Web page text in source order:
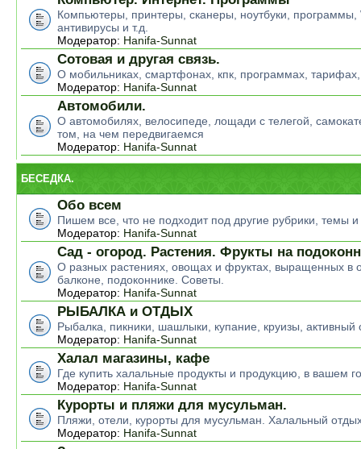
Компьютеры, принтеры, сканеры, ноутбуки, программы,
антивирусы и т.д.
Модератор: Hanifa-Sunnat
Сотовая и другая связь.
О мобильниках, смартфонах, кпк, программах, тарифах,
Модератор: Hanifa-Sunnat
Автомобили.
О автомобилях, велосипеде, лощади с телегой,
том, на чем передвигаемся
Модератор: Hanifa-Sunnat
БЕСЕДКА.
Обо всем
Пишем все, что не подходит под другие рубрики, темы
Модератор: Hanifa-Sunnat
Сад - огород. Растения. Фрукты на
О разных растениях, овощах и фруктах, выращенных в
балконе, подоконнике. Советы.
Модератор: Hanifa-Sunnat
РЫБАЛКА и ОТДЫХ
Рыбалка, пикники, шашлыки, купание, круизы, активный
Модератор: Hanifa-Sunnat
Халал магазины, кафе
Где купить халальные продукты и продукцию, в вашем
Модератор: Hanifa-Sunnat
Курорты и пляжи для мусульман.
Пляжи, отели, курорты для мусульман. Халальный
Модератор: Hanifa-Sunnat